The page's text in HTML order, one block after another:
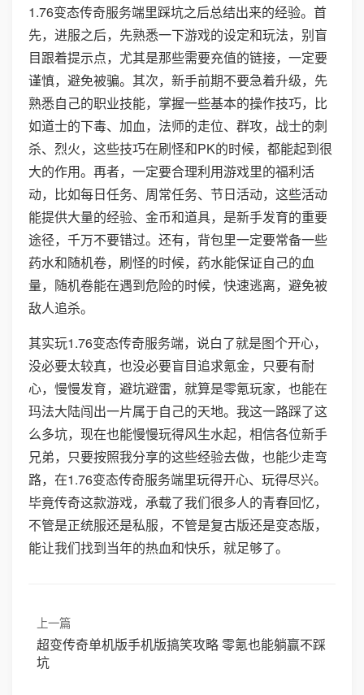
1.76变态传奇服务端里踩坑之后总结出来的经验。首
先，进服之后，先熟悉一下游戏的设定和玩法，别盲
目跟着提示点，尤其是那些需要充值的链接，一定要
谨慎，避免被骗。其次，新手前期不要急着升级，先
熟悉自己的职业技能，掌握一些基本的操作技巧，比
如道士的下毒、加血，法师的走位、群攻，战士的刺
杀、烈火，这些技巧在刷怪和PK的时候，都能起到很
大的作用。再者，一定要合理利用游戏里的福利活
动，比如每日任务、周常任务、节日活动，这些活动
能提供大量的经验、金币和道具，是新手发育的重要
途径，千万不要错过。还有，背包里一定要常备一些
药水和随机卷，刷怪的时候，药水能保证自己的血
量，随机卷能在遇到危险的时候，快速逃离，避免被
敌人追杀。
其实玩1.76变态传奇服务端，说白了就是图个开心，
没必要太较真，也没必要盲目追求氪金，只要有耐
心，慢慢发育，避坑避雷，就算是零氪玩家，也能在
玛法大陆闯出一片属于自己的天地。我这一路踩了这
么多坑，现在也能慢慢玩得风生水起，相信各位新手
兄弟，只要按照我分享的这些经验去做，也能少走弯
路，在1.76变态传奇服务端里玩得开心、玩得尽兴。
毕竟传奇这款游戏，承载了我们很多人的青春回忆，
不管是正统服还是私服，不管是复古版还是变态版，
能让我们找到当年的热血和快乐，就足够了。
上一篇
超变传奇单机版手机版搞笑攻略 零氪也能躺赢不踩
坑